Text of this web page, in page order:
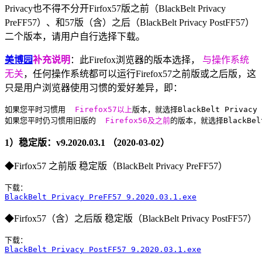
Privacy也不得不分开Firfox57版之前（BlackBelt Privacy
PreFF57）、和57版（含）之后（BlackBelt Privacy PostFF57）
二个版本，请用户自行选择下载。
美博园补充说明 ：此Firefox浏览器的版本选择， 与操作系统
无关，任何操作系统都可以运行Firefox57之前版或之后版，这
只是用户浏览器使用习惯的爱好差异，即：
如果您平时习惯用 Firefox57以上版本，就选择BlackBelt Privacy
如果您平时仍习惯用旧版的
Firefox56及之前的版本，就选择
1）稳定版：v9.2020.03.1 （2020-03-02）
◆Firfox57 之前版 稳定版（BlackBelt Privacy PreFF57）
BlackBelt Privacy PreFF57 9.2020.03.1.exe
◆Firfox57（含）之后版 稳定版（BlackBelt Privacy PostFF57）
BlackBelt Privacy PostFF57 9.2020.03.1.exe